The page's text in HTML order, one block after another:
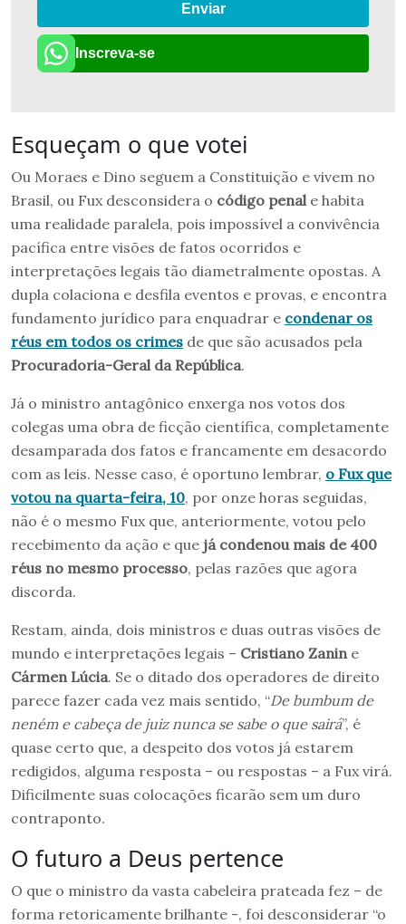
Enviar
Inscreva-se
Esqueçam o que votei
Ou Moraes e Dino seguem a Constituição e vivem no
Brasil, ou Fux desconsidera o código penal e habita
uma realidade paralela, pois impossível a convivência
pacífica entre visões de fatos ocorridos e
interpretações legais tão diametralmente opostas. A
dupla colaciona e desfila eventos e provas, e encontra
fundamento jurídico para enquadrar e condenar os
réus em todos os crimes de que são acusados pela
Procuradoria-Geral da República.
Já o ministro antagônico enxerga nos votos dos
colegas uma obra de ficção científica, completamente
desamparada dos fatos e francamente em desacordo
com as leis. Nesse caso, é oportuno lembrar, o Fux que
votou na quarta-feira, 10, por onze horas seguidas,
não é o mesmo Fux que, anteriormente, votou pelo
recebimento da ação e que já condenou mais de 400
réus no mesmo processo, pelas razões que agora
discorda.
Restam, ainda, dois ministros e duas outras visões de
mundo e interpretações legais – Cristiano Zanin e
Cármen Lúcia. Se o ditado dos operadores de direito
parece fazer cada vez mais sentido, “De bumbum de
neném e cabeça de juiz nunca se sabe o que sairá”, é
quase certo que, a despeito dos votos já estarem
redigidos, alguma resposta – ou respostas – a Fux virá.
Dificilmente suas colocações ficarão sem um duro
contraponto.
O futuro a Deus pertence
O que o ministro da vasta cabeleira prateada fez – de
forma retoricamente brilhante -, foi desconsiderar “o